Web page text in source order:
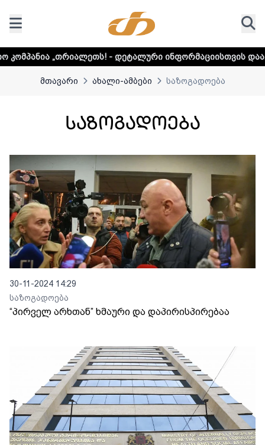
ინფორმაციისთვის დააკლიკეთ ლინკს
მთავარი ახალი-ამბები საზოგადოება
საზოგადოება
30-11-2024 14:29
საზოგადოება
“პირველ არხთან” ხმაური და დაპირისპირებაა